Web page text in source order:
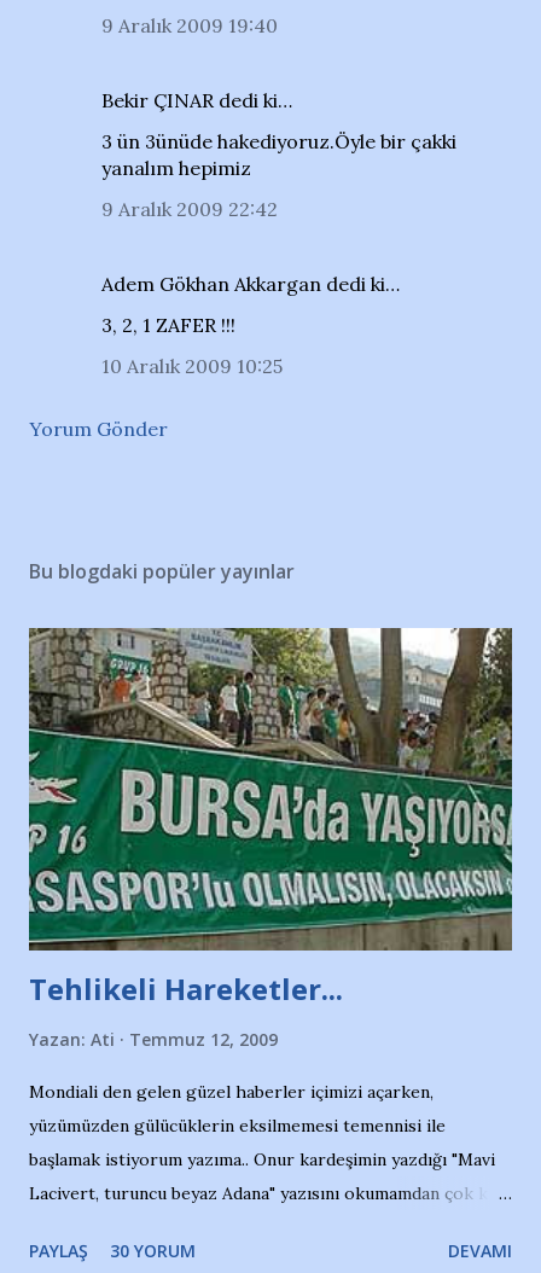
9 Aralık 2009 19:40
Bekir ÇINAR dedi ki…
3 ün 3ünüde hakediyoruz.Öyle bir çakki
yanalım hepimiz
9 Aralık 2009 22:42
Adem Gökhan Akkargan dedi ki…
3, 2, 1 ZAFER !!!
10 Aralık 2009 10:25
Yorum Gönder
Bu blogdaki popüler yayınlar
Tehlikeli Hareketler...
Yazan: Ati Temmuz 12, 2009
Mondiali den gelen güzel haberler içimizi açarken,
yüzümüzden gülücüklerin eksilmemesi temennisi ile
başlamak istiyorum yazıma.. Onur kardeşimin yazdığı "Mavi
Lacivert, turuncu beyaz Adana" yazısını okumamdan çok kısa
irkildim.. "Bursasporlu taraftarlar, İstanbul takımlarının
PAYLAŞ 30 YORUM DEVAMI